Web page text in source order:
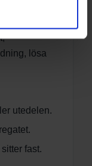
lösa
utedelen.
fast.